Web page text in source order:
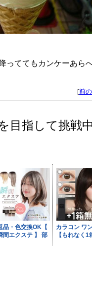
っててもカンケーあら
[前
目指して挑戦